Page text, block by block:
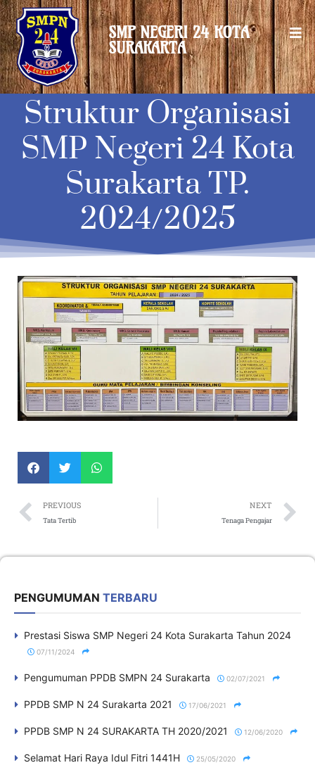
Lewati
ke
konten
SMP NEGERI 24 KOTA
SURAKARTA
Struktur Organisasi
SMP Negeri 24 Kota
Surakarta TP.
2024/2025
Prev
PREVIOUS
Tata Tertib
NEXT
Tenaga Pengajar
PENGUMUMAN TERBARU
Prestasi Siswa SMP Negeri 24 Kota Surakarta Tahun 2024
07/11/2024
Pengumuman PPDB SMPN 24 Surakarta 02/07/2021
PPDB SMP N 24 Surakarta 2021 17/06/2021
PPDB SMP N 24 SURAKARTA TH 2020/2021 12/06/2020
Selamat Hari Raya Idul Fitri 1441H 25/05/2020